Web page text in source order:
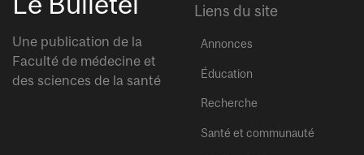
Une publication de la
Faculté de médecine et
des sciences de la santé
Liens du site
Annonces
Éducation
Recherche
Santé et communauté